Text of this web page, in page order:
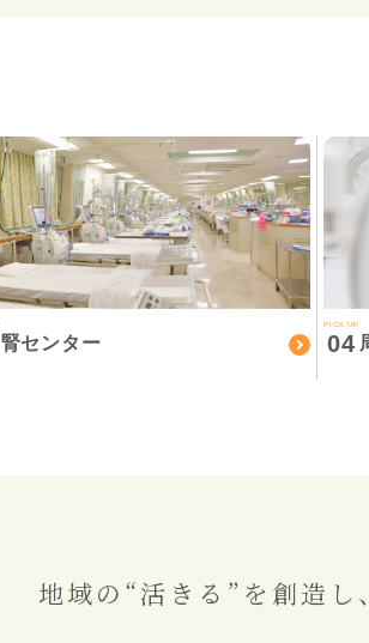
腎センター
PICK UP
04
地域の“活きる”を創造し、